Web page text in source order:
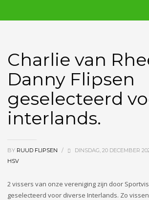
Charlie van
Danny Flipsen
geselecteerd
interlands.
BY RUUD FLIPSEN / DINSDAG, 20 DECEMBER
HSV
2 vissers van onze vereniging zijn door
geselecteerd voor diverse Interlands. Zo